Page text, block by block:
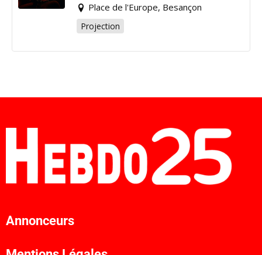
Place de l'Europe, Besançon
Projection
Annonceurs